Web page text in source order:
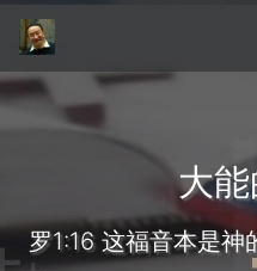
大
罗1:16 这福音本是